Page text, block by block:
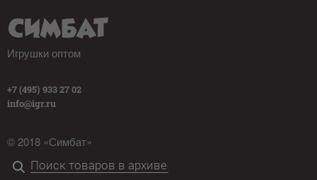
Игрушки оптом
+7 (495) 933 27 02
info@igr.ru
© 2018 «Симбат»